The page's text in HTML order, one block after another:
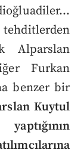
Alparslan
Furkan
benzer bir
Kuytul